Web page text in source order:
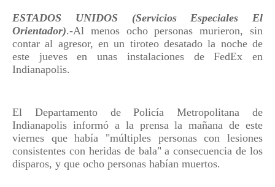
ESTADOS UNIDOS (Servicios Especiales El
Orientador).-Al menos ocho personas murieron, sin
contar al agresor, en un tiroteo desatado la noche de
este jueves en unas instalaciones de FedEx en
Indianapolis.
El Departamento de Policía Metropolitana de
Indianapolis informó a la prensa la mañana de este
viernes que había "múltiples personas con lesiones
consistentes con heridas de bala" a consecuencia de los
disparos, y que ocho personas habían muertos.